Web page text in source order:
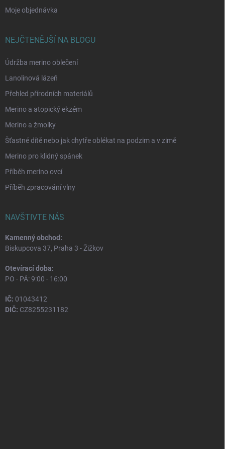
Moje objednávka
NEJČTENĚJŠÍ NA BLOGU
Údržba merino oblečení
Lanolinová lázeň
Přehled přírodních materiálů
Merino a atopický ekzém
Merino a žmolky
Šťastné dítě nebo jak chytře oblékat na podzim a v zimě
Merino pro klidný spánek
Příběh merino ovcí
Příběh zpracování vlny
NAVŠTIVTE NÁS
Kamenný obchod:
Biskupcova 37, Praha 3 - Žižkov
Otevírací doba:
PO - PÁ: 9:00 - 16:00
IČ: 01043412
DIČ: CZ8255231182